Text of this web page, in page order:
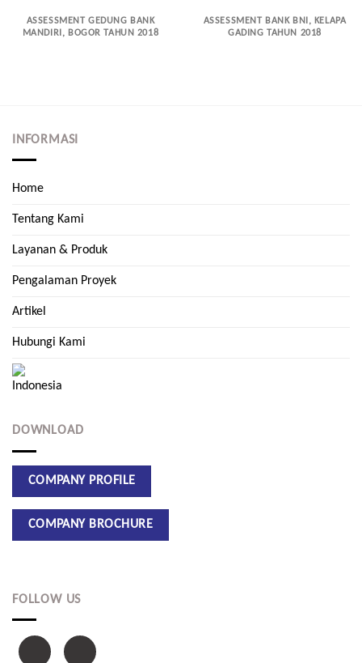
ASSESSMENT GEDUNG BANK
MANDIRI, BOGOR TAHUN 2018
ASSESSMENT BANK BNI, KELAPA
GADING TAHUN 2018
INFORMASI
Home
Tentang Kami
Layanan & Produk
Pengalaman Proyek
Artikel
Hubungi Kami
DOWNLOAD
FOLLOW US